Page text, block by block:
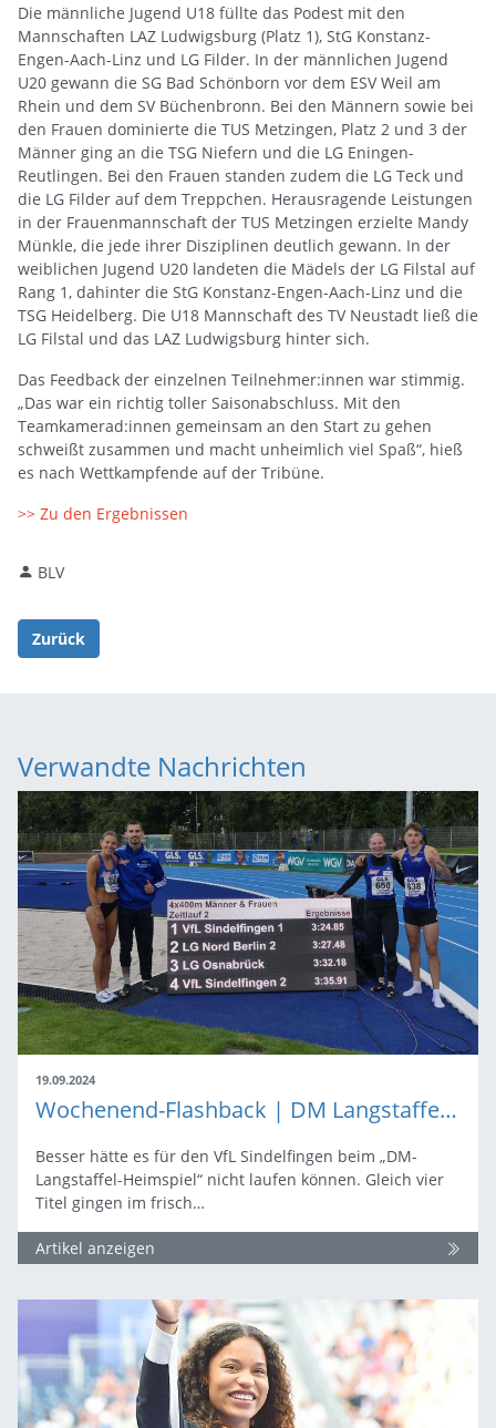
Die männliche Jugend U18 füllte das Podest mit den
Mannschaften LAZ Ludwigsburg (Platz 1), StG Konstanz-
Engen-Aach-Linz und LG Filder. In der männlichen Jugend
U20 gewann die SG Bad Schönborn vor dem ESV Weil am
Rhein und dem SV Büchenbronn. Bei den Männern sowie bei
den Frauen dominierte die TUS Metzingen, Platz 2 und 3 der
Männer ging an die TSG Niefern und die LG Eningen-
Reutlingen. Bei den Frauen standen zudem die LG Teck und
die LG Filder auf dem Treppchen. Herausragende Leistungen
in der Frauenmannschaft der TUS Metzingen erzielte Mandy
Münkle, die jede ihrer Disziplinen deutlich gewann. In der
weiblichen Jugend U20 landeten die Mädels der LG Filstal auf
Rang 1, dahinter die StG Konstanz-Engen-Aach-Linz und die
TSG Heidelberg. Die U18 Mannschaft des TV Neustadt ließ die
LG Filstal und das LAZ Ludwigsburg hinter sich.
Das Feedback der einzelnen Teilnehmer:innen war stimmig.
„Das war ein richtig toller Saisonabschluss. Mit den
Teamkamerad:innen gemeinsam an den Start zu gehen
schweißt zusammen und macht unheimlich viel Spaß“, hieß
es nach Wettkampfende auf der Tribüne.
>> Zu den Ergebnissen
BLV
Zurück
Verwandte Nachrichten
19.09.2024
Wochenend-Flashback | DM Langstaffeln in Sindelfingen
Besser hätte es für den VfL Sindelfingen beim „DM-
Langstaffel-Heimspiel“ nicht laufen können. Gleich vier
Titel gingen im frisch…
Artikel anzeigen